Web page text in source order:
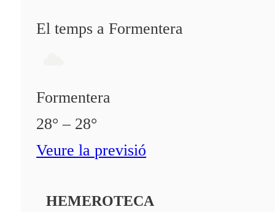
El temps a Formentera
Formentera
28° – 28°
Veure la previsió
HEMEROTECA